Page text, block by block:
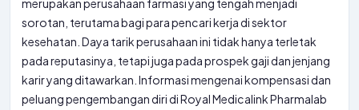
merupakan perusahaan farmasi yang tengah menjadi
sorotan, terutama bagi para pencari kerja di sektor
kesehatan. Daya tarik perusahaan ini tidak hanya terletak
pada reputasinya, tetapi juga pada prospek gaji dan jenjang
karir yang ditawarkan. Informasi mengenai kompensasi dan
peluang pengembangan diri di Royal Medicalink Pharmalab